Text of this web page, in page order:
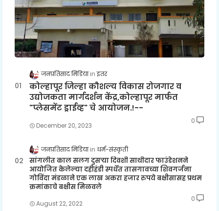
जनप्रतिसाद मिडिया इतर
कोल्हापूर जिल्हा कौशल्य विकास रोजगार व
उद्योजकता मार्गदर्शन केंद्र,कोल्हापूर मार्फत
"प्लेसमेंट ड्राईव्ह" चे आयोजन.!--
December 20, 2023
0
जनप्रतिसाद मिडिया धर्म-संस्कृती
सांगलीत काल सलग दुसऱ्या दिवशी साथीदार फाउंडेशनने
आयोजित केलेल्या दहीहंडी स्पर्धेत तासगावच्या शिवगर्जना
गोविंदा मंडळाने एक लाख अकरा हजार रुपये बक्षीसासह प्रथम
क्रमांकाचे बक्षीस मिळवले
August 22, 2022
0